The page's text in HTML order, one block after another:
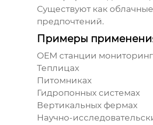
Существуют как
предпочтений.
Примеры
OEM станции
Теплицах
Питомниках
Гидропонных системах
Вертикальных фермах
Научно-